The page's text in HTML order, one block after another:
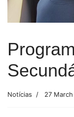
Notícias 27